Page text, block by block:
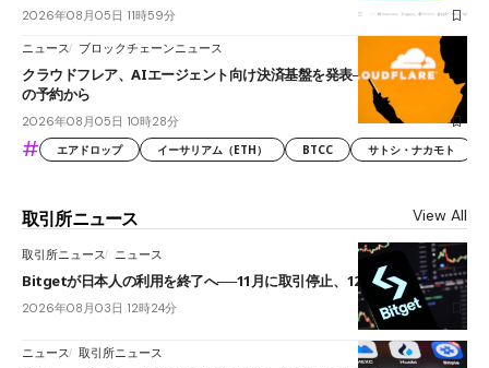
2026年08月05日 11時59分
ニュース ブロックチェーンニュース
クラウドフレア、AIエージェント向け決済基盤を発表──まずハンドル名
の予約から
2026年08月05日 10時28分
# エアドロップ イーサリアム（ETH） BTCC サトシ・ナカモト
取引所ニュース View All
取引所ニュース ニュース
Bitgetが日本人の利用を終了へ──11月に取引停止、12月末に強制決済
2026年08月03日 12時24分
ニュース 取引所ニュース